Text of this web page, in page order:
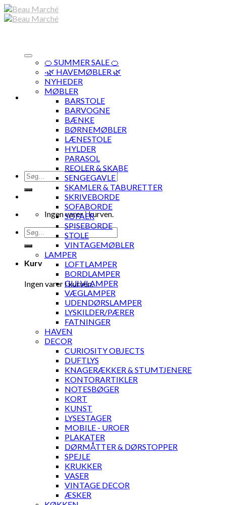
Skip
to
Søg
efter:
Ingen varer i kurven.
Søg
efter:
Kurv
Ingen varer i kurven.
🍊 SUMMER SALE 🍊
·🌿 HAVEMØBLER 🌿
NYHEDER
MØBLER
BARSTOLE
BARVOGNE
BÆNKE
BØRNEMØBLER
LÆNESTOLE
HYLDER
PARASOL
REOLER & SKABE
SENGEGAVLE
SKAMLER & TABURETTER
SKRIVEBORDE
SOFABORDE
SOFAER
SPISEBORDE
STOLE
VINTAGEMØBLER
LAMPER
LOFTLAMPER
BORDLAMPER
GULVLAMPER
VÆGLAMPER
UDENDØRSLAMPER
LYSKILDER/PÆRER
FATNINGER
HAVEN
DECOR
CURIOSITY OBJECTS
DUFTLYS
KNAGERÆKKER & STUMTJENERE
KONTORARTIKLER
NOTESBØGER
KORT
KUNST
LYSESTAGER
MOBILE - UROER
PLAKATER
DØRMÅTTER & DØRSTOPPER
SPEJLE
KRUKKER
VASER
VINTAGE DECOR
ÆSKER